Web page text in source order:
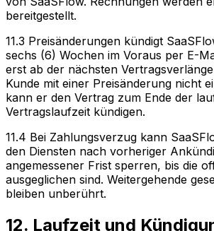
bereitgestellt.
11.3 Preisänderungen kündigt
sechs (6) Wochen im Voraus per E-
erst ab der nächsten
Kunde mit einer Preisänderung nicht
kann er den Vertrag zum Ende der
Vertragslaufzeit kündigen.
11.4 Bei Zahlungsverzug kann
den Diensten nach vorheriger
angemessener Frist sperren, bis die
ausgeglichen sind. Weitergehende
bleiben unberührt.
12. Laufzeit und